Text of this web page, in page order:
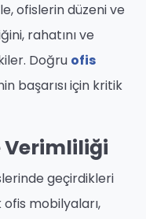
ofislerin düzeni ve
rahatını ve
Doğru ofis
başarısı için kritik
Verimliliği
geçirdikleri
mobilyaları,